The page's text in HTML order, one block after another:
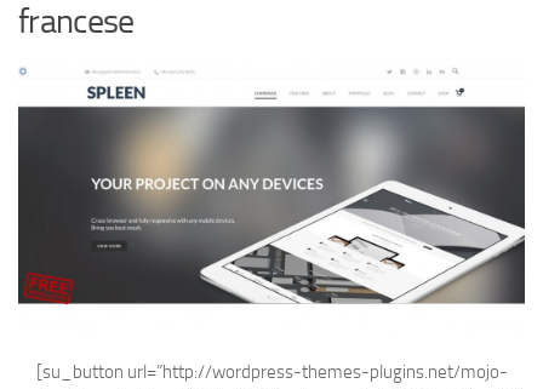
francese
[su_button url=”http://wordpress-themes-plugins.net/mojo-